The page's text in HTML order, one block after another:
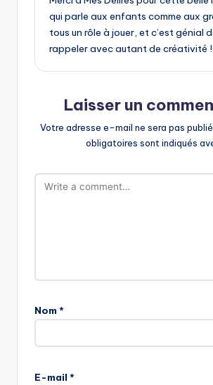
qui parle aux enfants comme aux
tous un rôle à jouer, et c’est génial
rappeler avec autant de créativité !
Laisser un
Votre adresse e-mail ne sera pas
obligatoires sont indiqués
Nom *
E-mail *